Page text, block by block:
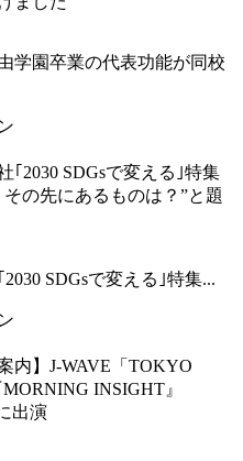
学園卒業の代表功能が同校
SDGsで変える｣特集...